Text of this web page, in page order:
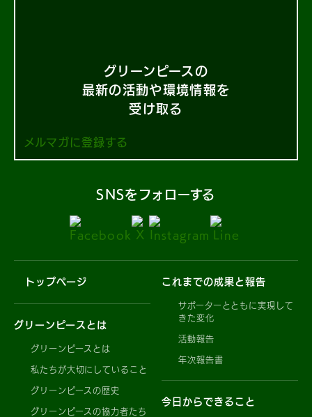
グリーンピースの
最新の活動や環境情報を
受け取る
メルマガに登録する
SNSをフォローする
トップページ
グリーンピースとは
グリーンピースとは
私たちが大切にしていること
グリーンピースの歴史
グリーンピースの協力者たち
これまでの成果と報告
サポーターとともに実現して
きた変化
活動報告
年次報告書
今日からできること